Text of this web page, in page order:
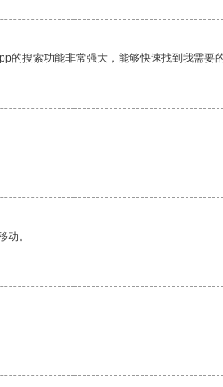
搜索功能非常强大，能够快速找到我需要的
。